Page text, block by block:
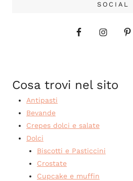
SOCIAL
Cosa trovi nel sito
Antipasti
Bevande
Crepes dolci e salate
Dolci
Biscotti e Pasticcini
Crostate
Cupcake e muffin